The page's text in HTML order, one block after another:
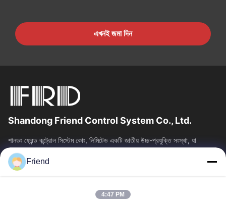
এখনই জমা দিন
Shandong Friend Control System Co., Ltd.
শানডং ফ্রেন্ড কন্ট্রোল সিস্টেম কোং, লিমিটেড একটি জাতীয় উচ্চ-প্রযুক্তি সংস্থা, যা
ইন্সট্রুমেন্টেশন R&D, উত্পাদন এবং শিল্প নিয়ন্ত্রণ...
দ্রুত লিঙ্ক
আমাদের সম্পর্কে
Friend
4:47 PM